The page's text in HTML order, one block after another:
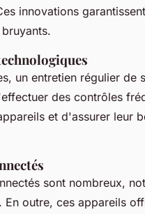
innovations
un entretien régulier de
des contrôles
et d'assurer leur
sont nombreux,
outre, ces appareils